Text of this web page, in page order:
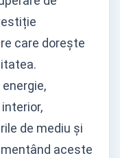
care dorește
de mediu și
aceste